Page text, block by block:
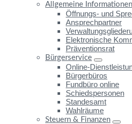
Allgemeine Informationen
Öffnungs- und
Ansprechpartner
Elektronische
Präventionsrat
Bürgerservice
Online-
Bürgerbüros
Fundbüro online
Schiedspersonen
Standesamt
Wahlräume
Steuern & Finanzen